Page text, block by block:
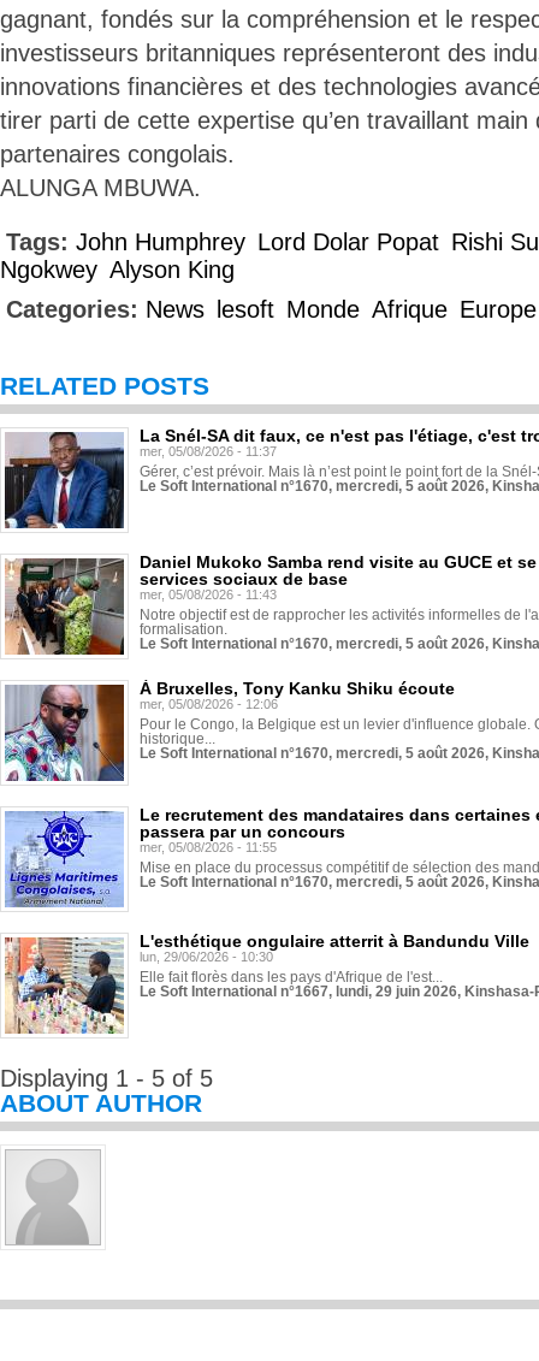
gagnant, fondés sur la compréhension et le
investisseurs britanniques représenteront des
innovations financières et des technologies
tirer parti de cette expertise qu’en travaillant
partenaires congolais.
ALUNGA MBUWA.
Tags: John Humphrey Lord Dolar Popat Rishi
Ngokwey Alyson King
Categories: News lesoft Monde Afrique Europe
RELATED POSTS
La Snél-SA dit faux, ce n'est pas l'étiage, c'est
mer, 05/08/2026 - 11:37
Gérer, c’est prévoir. Mais là n’est point le point fort de la
Le Soft International n°1670, mercredi, 5 août 2026,
Daniel Mukoko Samba rend visite au GUCE et
services sociaux de base
mer, 05/08/2026 - 11:43
Notre objectif est de rapprocher les activités informelles de
formalisation.
Le Soft International n°1670, mercredi, 5 août 2026,
À Bruxelles, Tony Kanku Shiku écoute
mer, 05/08/2026 - 12:06
Pour le Congo, la Belgique est un levier d'influence globale.
historique...
Le Soft International n°1670, mercredi, 5 août 2026,
Le recrutement des mandataires dans
passera par un concours
mer, 05/08/2026 - 11:55
Mise en place du processus compétitif de sélection des
Le Soft International n°1670, mercredi, 5 août 2026,
L'esthétique ongulaire atterrit à Bandundu Ville
lun, 29/06/2026 - 10:30
Elle fait florès dans les pays d'Afrique de l'est...
Le Soft International n°1667, lundi, 29 juin 2026,
Displaying 1 - 5 of 5
ABOUT AUTHOR